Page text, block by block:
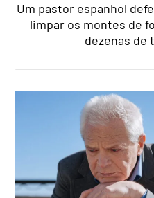
Um pastor espanhol
limpar os montes de
dezenas de